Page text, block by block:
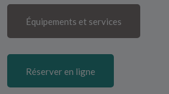
Équipements et services
Réserver en ligne